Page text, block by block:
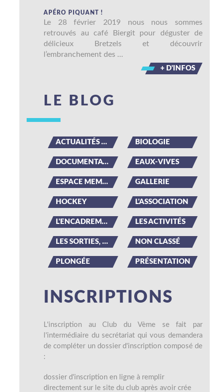
APÉRO PIQUANT !
Le 28 février 2019 nous nous sommes
retrouvés au café Biergit pour déguster de
délicieux Bretzels et découvrir
l’embranchement des …
+ D'INFOS
LE BLOG
ACTUALITÉS DU CLUB BIOLOGIE
DOCUMENTATION EAUX-VIVES
ESPACE MEMBRE GALLERIE
HOCKEY L'ASSOCIATION
L'ENCADREMENT LES ACTIVITÉS
LES SORTIES, LES ÉVÉNEMENTS NON CLASSÉ
PLONGÉE PRÉSENTATION
INSCRIPTIONS
L'inscription au Club du Vème se fait par
l'intermédiaire du secrétariat qui vous demandera
de compléter un dossier d'inscription composé de
:
dossier d'inscription en ligne à remplir
directement sur le site du club après avoir crée